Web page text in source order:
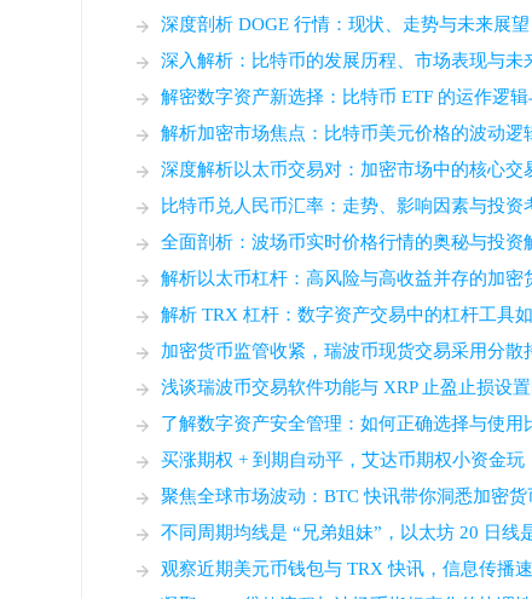
深度剖析 DOGE 行情：现状、走势与未来展望
深入解析：比特币的发展历程、市场表现与未
解密数字资产新选择：比特币 ETF 的运作逻
解析加密市场焦点：比特币美元价格的波动逻
深度解析以太币交易对：加密市场中的核心交
比特币兑人民币汇率：走势、影响因素与投资
全面剖析：波场币实时价格行情的奥秘与投资
解析以太币杠杆：高风险与高收益并存的加密
解析 TRX 杠杆：数字资产交易中的杠杆工具
加密货币监管收紧，瑞波币现货交易采用分散
浅谈瑞波币交易软件功能与 XRP 止盈止损设
了解数字资产安全管理：如何正确选择与使用
买涨期权 + 到期自动平，艾达币期权小资金
聚焦全球市场波动：BTC 快讯带你洞悉加密
不同周期均线是 “兄弟姐妹”，以太坊 20 日线
观察近期美元币钱包与 TRX 快讯，信息传播